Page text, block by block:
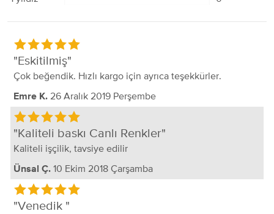
Eskitilmiş
Çok beğendik. Hızlı kargo için ayrıca teşekkürler.
Emre K. 26 Aralık 2019 Perşembe
Kaliteli baskı Canlı Renkler
Kaliteli işçilik, tavsiye edilir
Ünsal Ç. 10 Ekim 2018 Çarşamba
Venedik